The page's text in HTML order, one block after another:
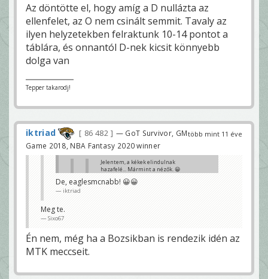
Az döntötte el, hogy amíg a D nullázta az
ellenfelet, az O nem csinált semmit. Tavaly az
ilyen helyzetekben felraktunk 10-14 pontot a
táblára, és onnantól D-nek kicsit könnyebb
dolga van
Tepper takarodj!
több mint 11 éve
iktriad 86 482
— GoT Survivor, GM
Game 2018, NBA Fantasy 2020 winner
Jelentem, a kékek elindulnak
hazafelé... Mármint a nézők. 😀
De, eaglesmcnabb! 😀😀
iktriad
Meg te.
Sixo67
Én nem, még ha a Bozsikban is rendezik idén az
MTK meccseit.